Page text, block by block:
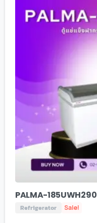
PALMA-185UWH290
Refrigerator Sale!